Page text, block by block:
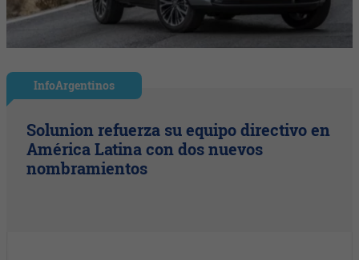
InfoArgentinos
Solunion refuerza su equipo directivo en
América Latina con dos nuevos
nombramientos